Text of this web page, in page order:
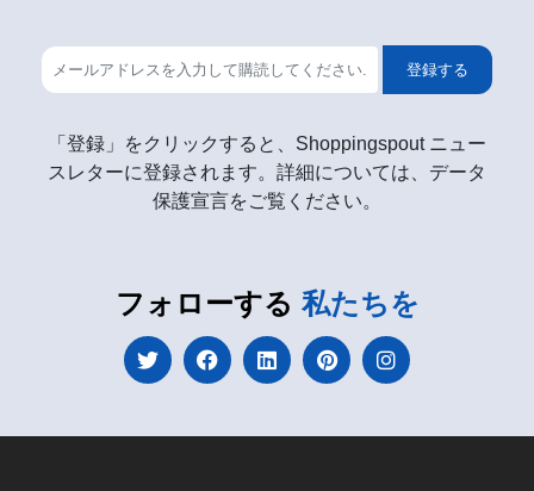
登録する
「登録」をクリックすると、Shoppingspout ニュー
スレターに登録されます。詳細については、データ
保護宣言をご覧ください。
フォローする 私たちを